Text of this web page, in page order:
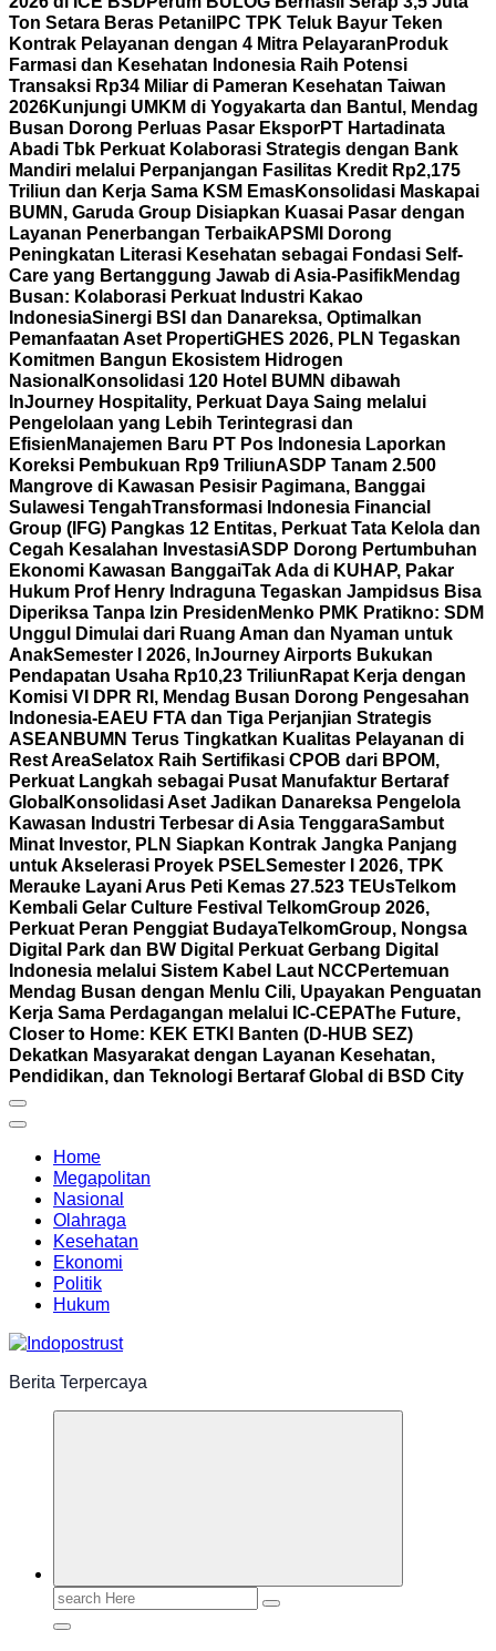
Ton Setara Beras Petani IPC TPK Teluk Bayur Teken
Kontrak Pelayanan dengan 4 Mitra Pelayaran Produk
Farmasi dan Kesehatan Indonesia Raih Potensi
Transaksi Rp34 Miliar di Pameran Kesehatan Taiwan
2026Kunjungi UMKM di Yogyakarta dan Bantul, Mendag
Busan Dorong Perluas Pasar EksporPT Hartadinata
Abadi Tbk Perkuat Kolaborasi Strategis dengan Bank
Mandiri melalui Perpanjangan Fasilitas Kredit Rp2,175
Triliun dan Kerja Sama KSM EmasKonsolidasi Maskapai
BUMN, Garuda Group Disiapkan Kuasai Pasar dengan
Layanan Penerbangan TerbaikAPSMI Dorong
Peningkatan Literasi Kesehatan sebagai Fondasi Self-
Care yang Bertanggung Jawab di Asia-PasifikMendag
Busan: Kolaborasi Perkuat Industri Kakao
IndonesiaSinergi BSI dan Danareksa, Optimalkan
Pemanfaatan Aset PropertiGHES 2026, PLN Tegaskan
Komitmen Bangun Ekosistem Hidrogen
Nasional Konsolidasi 120 Hotel BUMN dibawah
InJourney Hospitality, Perkuat Daya Saing melalui
Pengelolaan yang Lebih Terintegrasi dan
Efisien Manajemen Baru PT Pos Indonesia Laporkan
Koreksi Pembukuan Rp9 TriliunASDP Tanam 2.500
Mangrove di Kawasan Pesisir Pagimana, Banggai
Sulawesi TengahTransformasi Indonesia Financial
Group (IFG) Pangkas 12 Entitas, Perkuat Tata Kelola dan
Cegah Kesalahan InvestasiASDP Dorong Pertumbuhan
Ekonomi Kawasan BanggaiTak Ada di KUHAP, Pakar
Hukum Prof Henry Indraguna Tegaskan Jampidsus Bisa
Diperiksa Tanpa Izin Presiden Menko PMK Pratikno: SDM
Unggul Dimulai dari Ruang Aman dan Nyaman untuk
AnakSemester I 2026, InJourney Airports Bukukan
Pendapatan Usaha Rp10,23 Triliun Rapat Kerja dengan
Komisi VI DPR RI, Mendag Busan Dorong Pengesahan
Indonesia-EAEU FTA dan Tiga Perjanjian Strategis
ASEAN BUMN Terus Tingkatkan Kualitas Pelayanan di
Rest AreaSelatox Raih Sertifikasi CPOB dari BPOM,
Perkuat Langkah sebagai Pusat Manufaktur Bertaraf
Global Konsolidasi Aset Jadikan Danareksa Pengelola
Kawasan Industri Terbesar di Asia TenggaraSambut
Minat Investor, PLN Siapkan Kontrak Jangka Panjang
untuk Akselerasi Proyek PSELSemester I 2026, TPK
Merauke Layani Arus Peti Kemas 27.523 TEUsTelkom
Kembali Gelar Culture Festival TelkomGroup 2026,
Perkuat Peran Penggiat BudayaTelkomGroup, Nongsa
Digital Park dan BW Digital Perkuat Gerbang Digital
Indonesia melalui Sistem Kabel Laut NCC Pertemuan
Mendag Busan dengan Menlu Cili, Upayakan Penguatan
Kerja Sama Perdagangan melalui IC-CEPAThe Future,
Closer to Home: KEK ETKI Banten (D-HUB SEZ)
Dekatkan Masyarakat dengan Layanan Kesehatan,
Pendidikan, dan Teknologi Bertaraf Global di BSD City
Home
Megapolitan
Nasional
Olahraga
Kesehatan
Ekonomi
Politik
Hukum
Berita Terpercaya
Search